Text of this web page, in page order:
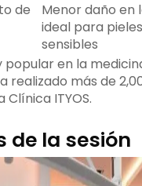
de
Menor daño en
ideal para
sensibles
popular en la
realizado más de
ITYOS.
de la sesión